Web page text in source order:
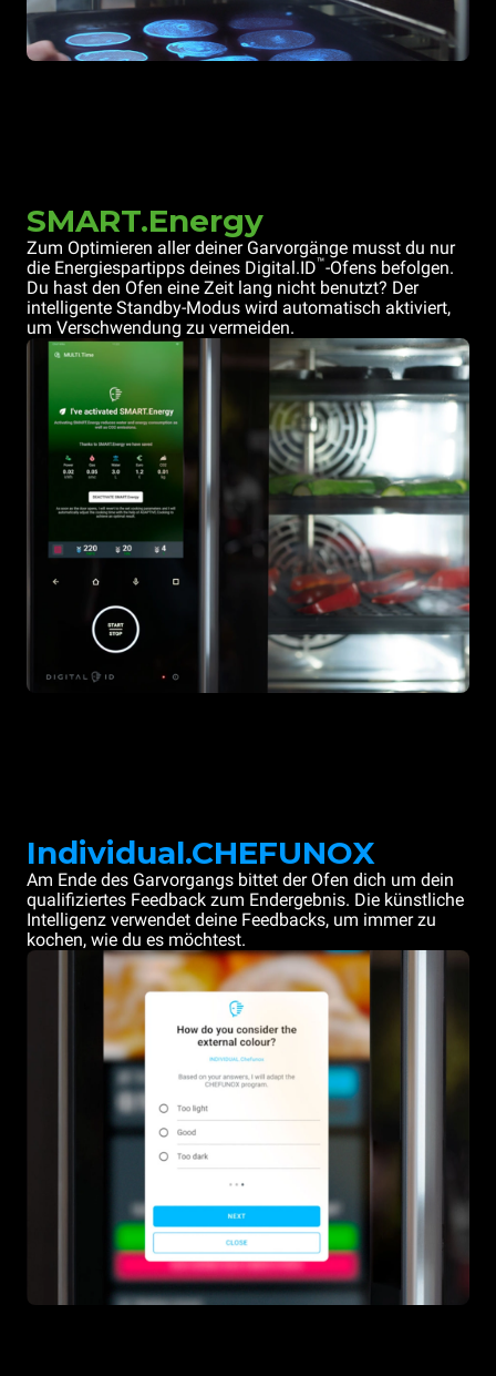
SMART.Energy
Zum Optimieren aller deiner Garvorgänge musst du nur
die Energiespartipps deines Digital.ID™-Ofens befolgen.
Du hast den Ofen eine Zeit lang nicht benutzt? Der
intelligente Standby-Modus wird automatisch aktiviert,
um Verschwendung zu vermeiden.
Individual.CHEFUNOX
Am Ende des Garvorgangs bittet der Ofen dich um dein
qualifiziertes Feedback zum Endergebnis. Die künstliche
Intelligenz verwendet deine Feedbacks, um immer zu
kochen, wie du es möchtest.